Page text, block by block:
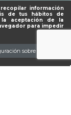
información
de tus hábitos de
la aceptación de la
para impedir
sobre cookies